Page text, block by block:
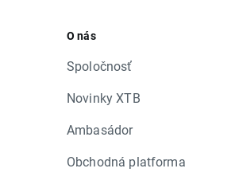
O nás
Spoločnosť
Novinky XTB
Ambasádor
Obchodná platforma